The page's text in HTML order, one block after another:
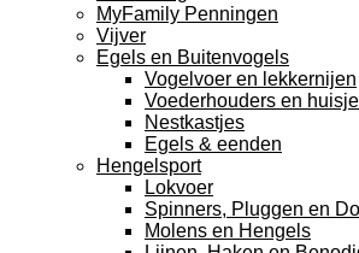
MyFamily Penningen
Vijver
Egels en Buitenvogels
Vogelvoer en lekkernijen
Voederhouders en huisje
Nestkastjes
Egels & eenden
Hengelsport
Lokvoer
Spinners, Pluggen en
Molens en Hengels